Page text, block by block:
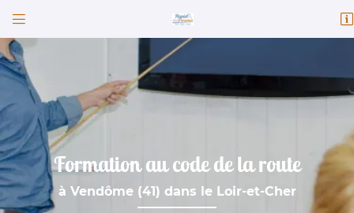


41100 Vendôme
02 54 77 30 23
Formation au code de la route
à Vendôme (41) dans le Loir-et-Cher